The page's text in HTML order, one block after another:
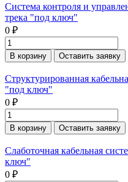
Система контроля и
трека "под ключ"
0 ₽
В корзину Оставить заявку
Структурированная
"под ключ"
0 ₽
В корзину Оставить заявку
Слаботочная кабельная
ключ"
0 ₽